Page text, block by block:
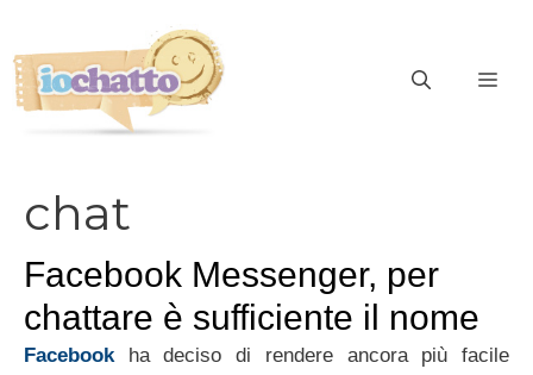
contenuto
chat
Facebook Messenger, per
chattare è sufficiente il nome
Facebookha deciso di rendere ancora più facile